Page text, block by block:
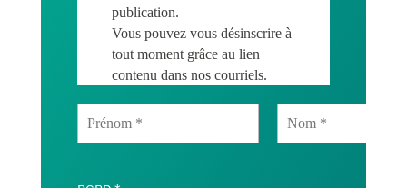
publication.
Vous pouvez vous désinscrire à
tout moment grâce au lien
contenu dans nos courriels.